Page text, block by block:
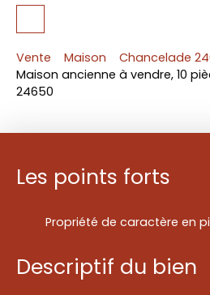
Vente Maison
Chancelade
Maison ancienne à vendre, 10
24650
Les points forts
Descriptif du bien